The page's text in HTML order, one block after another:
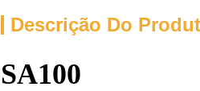
Descrição Do
SA100